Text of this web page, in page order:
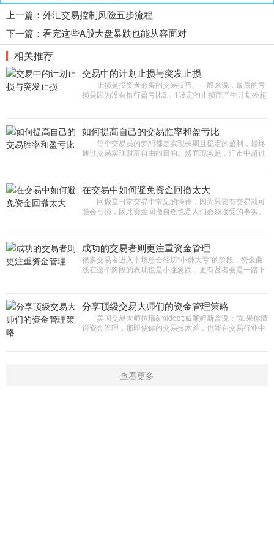
上一篇： 外汇交易控制风险五步流程
下一篇： 看完这些A股大盘暴跌也能从容面对
相关推荐
交易中的计划止损与突发止损
止损是投资者必备的交易技巧。一般来说，最后的亏
损是因为没有执行盈亏比3：1设定的止损而产生计划外超
如何提高自己的交易胜率和盈亏比
每个交易员的梦想都是实现长期且稳定的盈利，最终
通过交易实现财富自由的目的。然而现实是，汇市中超过
在交易中如何避免资金回撤太大
回撤是日常交易中常见的操作，因为只要有交易就可
能会亏损，因此资金回撤自然也是人们必须接受的事实。
成功的交易者则更注重资金管理
很多交易者进入市场总会经历“小赚大亏”的阶段，资金曲
线在这个阶段的表现也是小涨急跌，更有甚者会是一路下
分享顶级交易大师们的资金管理策略
美国交易大师拉瑞&middot;威廉姆斯曾说：“如果你懂
得资金管理，那即使你的交易技术差，也能在交易行业中
查看更多